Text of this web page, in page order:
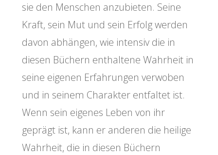
sie den Menschen anzubieten. Seine
Kraft, sein Mut und sein Erfolg werden
davon abhängen, wie intensiv die in
diesen Büchern enthaltene Wahrheit in
seine eigenen Erfahrungen verwoben
und in seinem Charakter entfaltet ist.
Wenn sein eigenes Leben von ihr
geprägt ist, kann er anderen die heilige
Wahrheit, die in diesen Büchern